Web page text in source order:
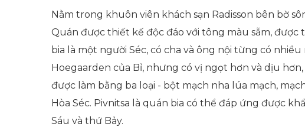
Nằm trong khuôn viên khách sạn Radisson bên bờ
Quán được thiết kế độc đáo với tông màu sẫm,
bia là một người Séc, có cha và ông nội từng có
Hoegaarden của Bỉ, nhưng có vị ngọt hơn và dịu
được làm bằng ba loại - bột mạch nha lúa mạch,
Hòa Séc. Pivnitsa là quán bia có thể đáp ứng được
Sáu và thứ Bảy.